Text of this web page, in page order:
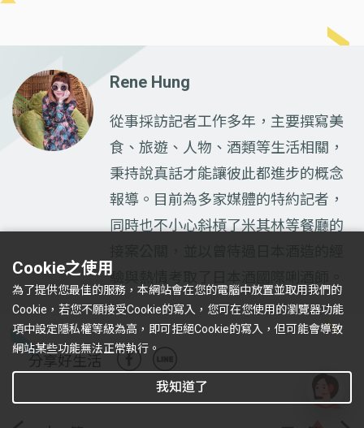
Rene Hung
從事採訪記者工作多年，主要撰寫美
食、旅遊、人物、酒類等生活相關，
秉持說真話才能讓彼此都進步的概念
報導。目前為多家媒體的特約記者，
同時也不小心斜槓了米其林等餐廳的
驗與熱情考取了日本酒國際唎酒師。
分享好生活
Cookie之使用
為了提供您最佳的服務，本網站會在您的電腦中放置並取用我們的
Cookie，若您不願接受Cookie的寫入，您可在您使用的瀏覽器功能
項中設定隱私權等級為高，即可拒絕Cookie的寫入，但可能會導致
網站某些功能無法正常執行。
我知道了